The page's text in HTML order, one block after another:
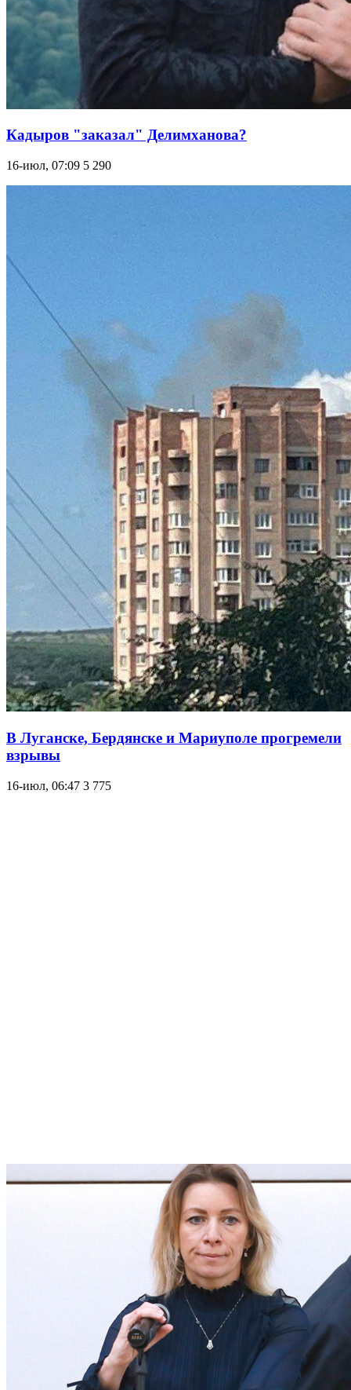
Кадыров "заказал" Делимханова?
16-июл, 07:09 5 290
В Луганске, Бердянске и Мариуполе прогремели
взрывы
16-июл, 06:47 3 775